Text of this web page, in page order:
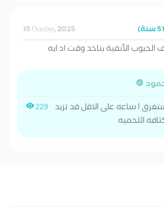
15 October, 2025
الأنفية بتاخد وقت اد ايه
229 العمليه بالمنظار تستغرق ١ ساعه على الاقل قد تزيد
اللحميه